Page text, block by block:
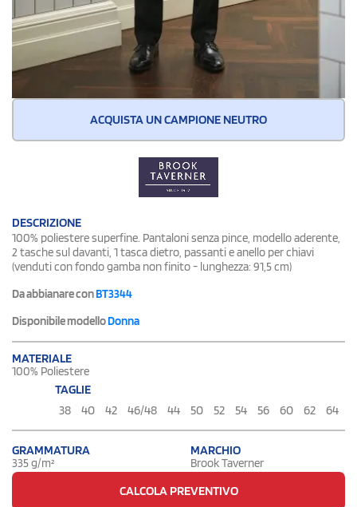
ACQUISTA UN CAMPIONE NEUTRO
DESCRIZIONE
100% poliestere superfine. Pantaloni senza pince, modello aderente,
2 tasche sul davanti, 1 tasca dietro, passanti e anello per chiavi
(venduti con fondo gamba non finito - lunghezza: 91,5 cm)
Da abbianare conBT3344
Disponibile modelloDonna
MATERIALE
100% Poliestere
TAGLIE
38
40 42 46/48 44 50 52 54 56 60 62 64
GRAMMATURA
335 g/m²
MARCHIO
Brook Taverner
CALCOLA PREVENTIVO